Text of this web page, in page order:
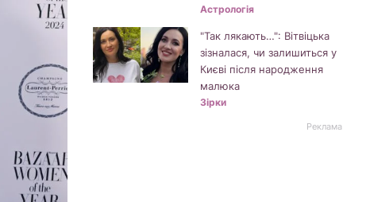
Астрологія
"Так лякають…": Вітвіцька
зізналася, чи залишиться у
Києві після народження
малюка
Зірки
Реклама